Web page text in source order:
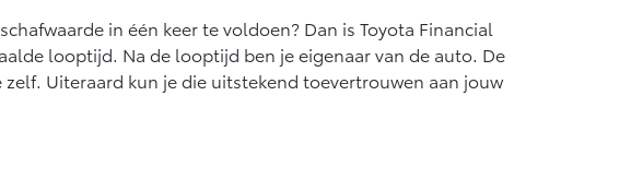
in één keer te voldoen? Dan is Toyota Financial
looptijd. Na de looptijd ben je eigenaar van de auto. De
Uiteraard kun je die uitstekend toevertrouwen aan jouw